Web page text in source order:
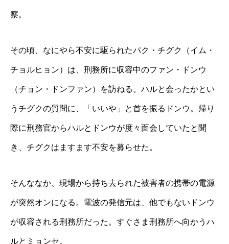
察。
その頃、なにやら不安に駆られたパク・チグク（イム・
チョルヒョン）は、刑務所に収容中のファン・ドンウ
（チョン・ドンファン）を訪ねる。ハルと会ったかとい
うチグクの質問に、「いいや」と首を振るドンウ。帰り
際に刑務官からハルとドンウが度々面会していたと聞
き、チグクはますます不安を募らせた。
そんななか、現場から持ち去られた被害者の携帯の電源
が突然オンになる。電波の発信元は、他でもないドンウ
が収容される刑務所だった。すぐさま刑務所へ向かうハ
ルとミョンセ。